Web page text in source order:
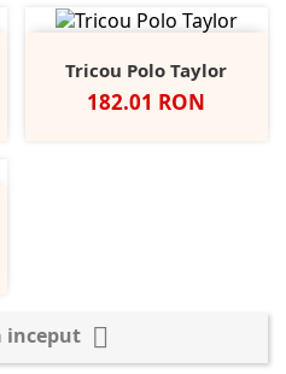
Tricou Polo Taylor
Pret
182.01 RON
inceput 